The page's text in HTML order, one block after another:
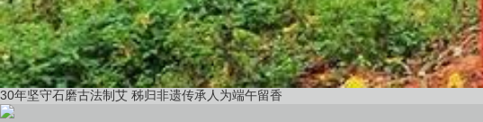
30年坚守石磨古法制艾 秭归非遗传承人为端午留香